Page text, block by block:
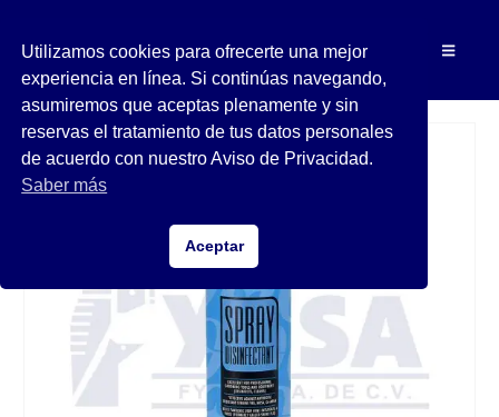
Utilizamos cookies para ofrecerte una mejor
experiencia en línea. Si continúas navegando,
asumiremos que aceptas plenamente y sin
reservas el tratamiento de tus datos personales
de acuerdo con nuestro Aviso de Privacidad.
Saber más
Aceptar